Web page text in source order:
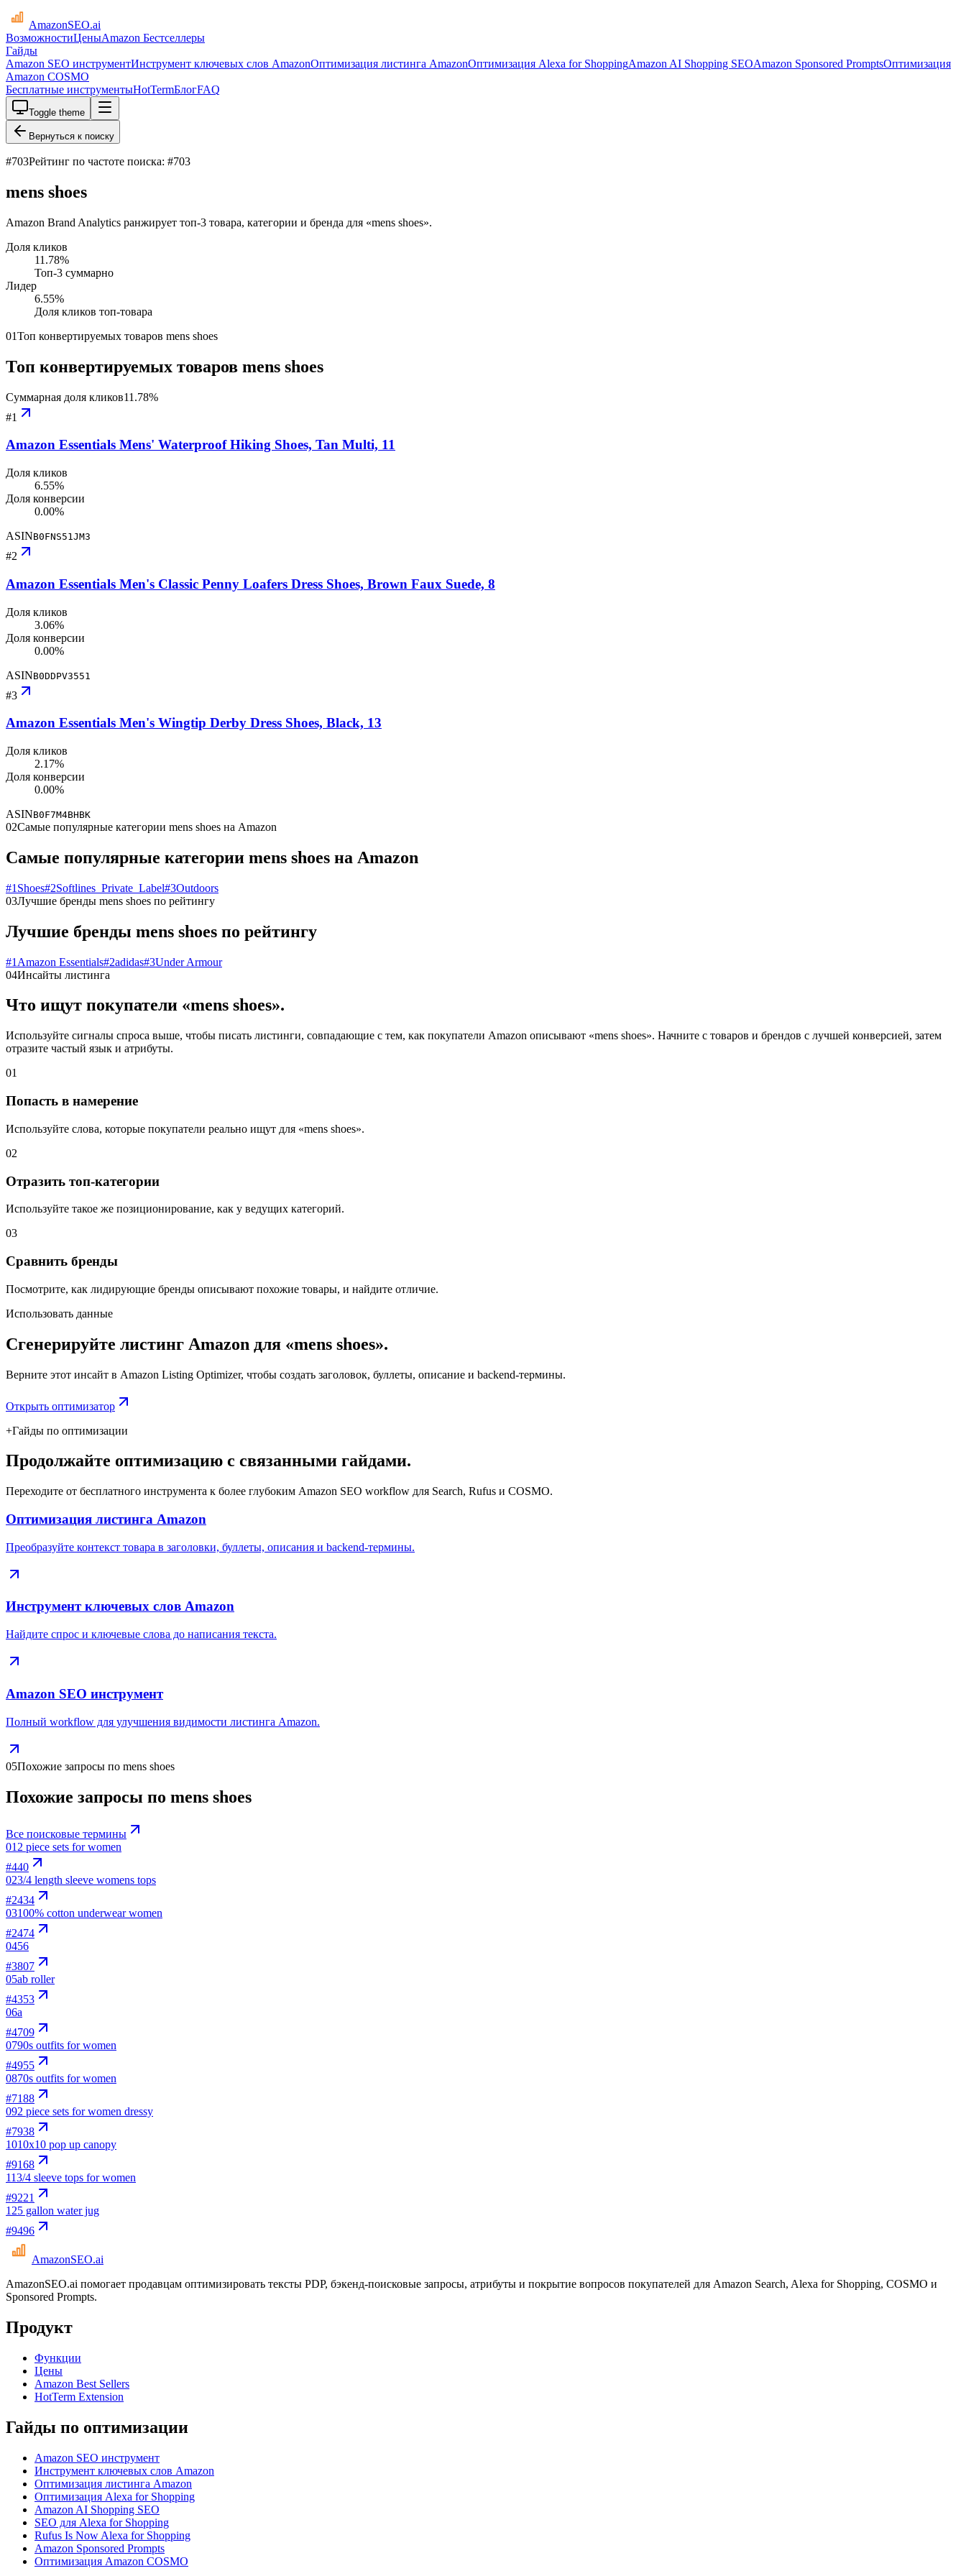
AmazonSEO.ai
ВозможностиЦеныAmazon Бестселлеры
Гайды
Amazon SEO инструментИнструмент ключевых слов AmazonОптимизация листинга AmazonОптимизация Alexa for ShoppingAmazon AI Shopping SEOAmazon Sponsored PromptsОптимизация
Amazon COSMO
Бесплатные инструментыHotTermБлогFAQ
Toggle theme
Вернуться к поиску
#703Рейтинг по частоте поиска: #703
mens shoes
Amazon Brand Analytics ранжирует топ-3 товара, категории и бренда для «mens shoes».
Доля кликов
11.78%
Топ-3 суммарно
Лидер
6.55%
Доля кликов топ-товара
01Топ конвертируемых товаров mens shoes
Топ конвертируемых товаров mens shoes
Суммарная доля кликов11.78%
#1
Amazon Essentials Mens' Waterproof Hiking Shoes, Tan Multi, 11
Доля кликов
6.55%
Доля конверсии
0.00%
ASINB0FNS51JM3
#2
Amazon Essentials Men's Classic Penny Loafers Dress Shoes, Brown Faux Suede, 8
Доля кликов
3.06%
Доля конверсии
0.00%
ASINB0DDPV3551
#3
Amazon Essentials Men's Wingtip Derby Dress Shoes, Black, 13
Доля кликов
2.17%
Доля конверсии
0.00%
ASINB0F7M4BHBK
02Самые популярные категории mens shoes на Amazon
Самые популярные категории mens shoes на Amazon
#1 Shoes#2Softlines_Private_Label#3Outdoors
03Лучшие бренды mens shoes по рейтингу
Лучшие бренды mens shoes по рейтингу
#1 Amazon Essentials#2adidas#3Under Armour
04Инсайты листинга
Что ищут покупатели «mens shoes».
Используйте сигналы спроса выше, чтобы писать листинги, совпадающие с тем, как покупатели Amazon описывают «mens shoes». Начните с товаров и брендов с лучшей конверсией, затем
отразите частый язык и атрибуты.
01
Попасть в намерение
Используйте слова, которые покупатели реально ищут для «mens shoes».
02
Отразить топ-категории
Используйте такое же позиционирование, как у ведущих категорий.
03
Сравнить бренды
Посмотрите, как лидирующие бренды описывают похожие товары, и найдите отличие.
Использовать данные
Сгенерируйте листинг Amazon для «mens shoes».
Верните этот инсайт в Amazon Listing Optimizer, чтобы создать заголовок, буллеты, описание и backend-термины.
Открыть оптимизатор
+Гайды по оптимизации
Продолжайте оптимизацию с связанными гайдами.
Переходите от бесплатного инструмента к более глубоким Amazon SEO workflow для Search, Rufus и COSMO.
Оптимизация листинга Amazon
Преобразуйте контекст товара в заголовки, буллеты, описания и backend-термины.
Инструмент ключевых слов Amazon
Найдите спрос и ключевые слова до написания текста.
Amazon SEO инструмент
Полный workflow для улучшения видимости листинга Amazon.
05Похожие запросы по mens shoes
Похожие запросы по mens shoes
Все поисковые термины
012 piece sets for women
#440
023/4 length sleeve womens tops
#2434
03100% cotton underwear women
#2474
0456
#3807
05ab roller
#4353
06a
#4709
0790s outfits for women
#4955
0870s outfits for women
#7188
092 piece sets for women dressy
#7938
1010x10 pop up canopy
#9168
113/4 sleeve tops for women
#9221
125 gallon water jug
#9496
AmazonSEO.ai
AmazonSEO.ai помогает продавцам оптимизировать тексты PDP, бэкенд-поисковые запросы, атрибуты и покрытие вопросов покупателей для Amazon Search, Alexa for Shopping, COSMO и
Sponsored Prompts.
Продукт
Функции
Цены
Amazon Best Sellers
HotTerm Extension
Гайды по оптимизации
Amazon SEO инструмент
Инструмент ключевых слов Amazon
Оптимизация листинга Amazon
Оптимизация Alexa for Shopping
Amazon AI Shopping SEO
SEO для Alexa for Shopping
Rufus Is Now Alexa for Shopping
Amazon Sponsored Prompts
Оптимизация Amazon COSMO